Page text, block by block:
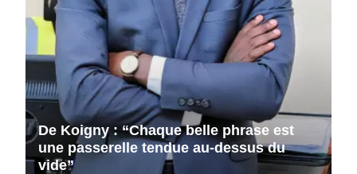
De Koigny : “Chaque belle phrase est
une passerelle tendue au-dessus du
vide”